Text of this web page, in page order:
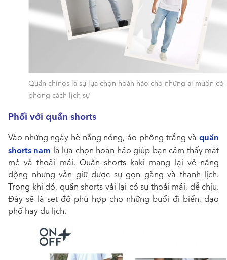
Quần chinos là sự lựa chọn hoàn hảo cho những ai muốn có
phong cách lịch sự
Phối với quần shorts
Vào những ngày hè nắng nóng, áo phông trắng và quần
shorts nam là lựa chọn hoàn hảo giúp bạn cảm thấy mát
mẻ và thoải mái. Quần shorts kaki mang lại vẻ năng
động nhưng vẫn giữ được sự gọn gàng và thanh lịch.
Trong khi đó, quần shorts vải lại có sự thoải mái, dễ chịu.
Đây sẽ là set đồ phù hợp cho những buổi đi biển, dạo
phố hay du lịch.